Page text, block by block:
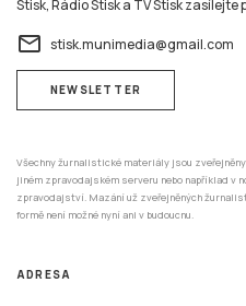
NEWSLETTER
Všechny žurnalistické materiály jsou
formě není možné nyní ani v budoucnu.
ADRESA
Katedra mediálních studií a